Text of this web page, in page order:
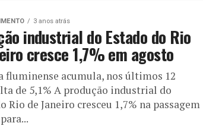
3 anos atrás
industrial do Estado do Rio
cresce 1,7% em agosto
fluminense acumula, nos últimos 12
de 5,1% A produção industrial do
Rio de Janeiro cresceu 1,7% na passagem